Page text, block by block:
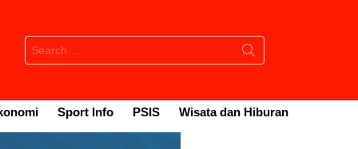
Search
for:
Sport Info PSIS Wisata dan Hiburan